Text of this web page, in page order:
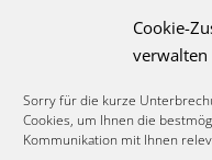
Cookie-
verwalten
Sorry für die kurze
Cookies, um Ihnen die
Kommunikation mit Ihnen